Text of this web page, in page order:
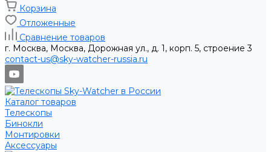
Корзина
Отложенные
Сравнение товаров
г. Москва, Москва, Дорожная ул., д. 1, корп. 5, строение 3
contact-us@sky-watcher-russia.ru
Каталог товаров
Телескопы
Бинокли
Монтировки
Аксессуары